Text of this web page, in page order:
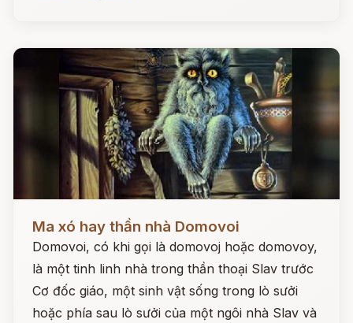
Ma xó hay thần nhà Domovoi
Domovoi, có khi gọi là domovoj hoặc domovoy,
là một tinh linh nhà trong thần thoại Slav trước
Cơ đốc giáo, một sinh vật sống trong lò sưởi
hoặc phía sau lò sưởi của một ngôi nhà Slav và